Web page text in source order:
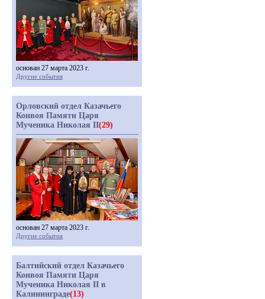
основан 27 марта 2023 г.
Другие события
Орловский отдел Казачьего
Конвоя Памяти Царя
Мученика Николая II(29)
основан 27 марта 2023 г.
Другие события
Балтийский отдел Казачьего
Конвоя Памяти Царя
Мученика Николая II в
Калининграде(13)